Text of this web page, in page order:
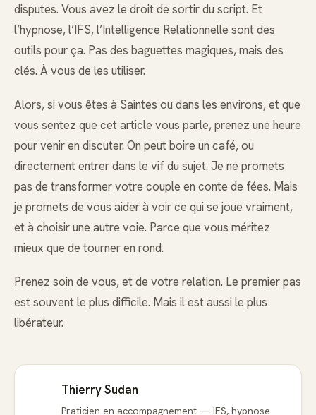
disputes. Vous avez le droit de sortir du script. Et
l’hypnose, l’IFS, l’Intelligence Relationnelle sont des
outils pour ça. Pas des baguettes magiques, mais des
clés. À vous de les utiliser.
Alors, si vous êtes à Saintes ou dans les environs, et que
vous sentez que cet article vous parle, prenez une heure
pour venir en discuter. On peut boire un café, ou
directement entrer dans le vif du sujet. Je ne promets
pas de transformer votre couple en conte de fées. Mais
je promets de vous aider à voir ce qui se joue vraiment,
et à choisir une autre voie. Parce que vous méritez
mieux que de tourner en rond.
Prenez soin de vous, et de votre relation. Le premier pas
est souvent le plus difficile. Mais il est aussi le plus
libérateur.
Thierry Sudan
Praticien en accompagnement — IFS, hypnose